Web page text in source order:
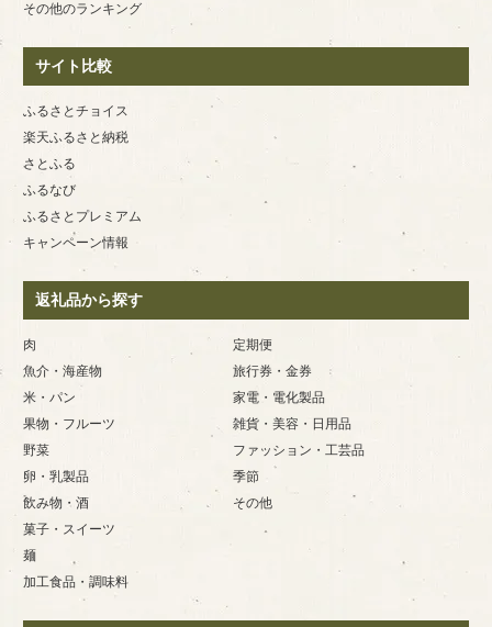
その他のランキング
サイト比較
ふるさとチョイス
楽天ふるさと納税
さとふる
ふるなび
ふるさとプレミアム
キャンペーン情報
返礼品から探す
肉
魚介・海産物
米・パン
果物・フルーツ
野菜
卵・乳製品
飲み物・酒
菓子・スイーツ
麺
加工食品・調味料
定期便
旅行券・金券
家電・電化製品
雑貨・美容・日用品
ファッション・工芸品
季節
その他